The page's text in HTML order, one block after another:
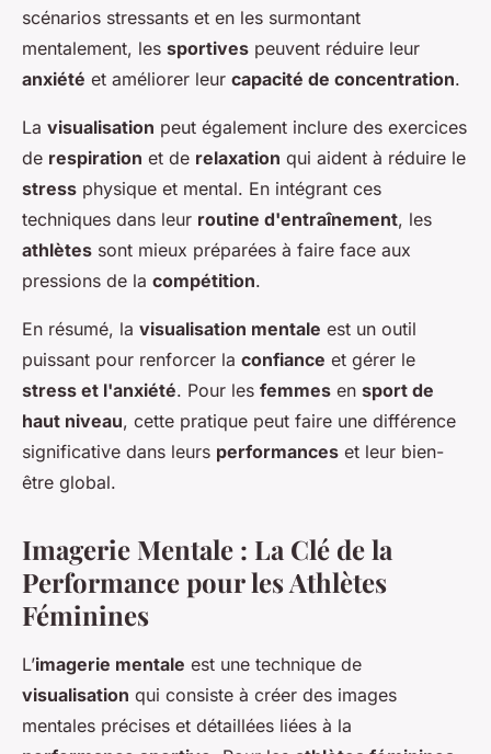
scénarios stressants et en les surmontant
mentalement, les sportives peuvent réduire leur
anxiété et améliorer leur capacité de concentration.
La visualisation peut également inclure des exercices
de respiration et de relaxation qui aident à réduire le
stress physique et mental. En intégrant ces
techniques dans leur routine d'entraînement, les
athlètes sont mieux préparées à faire face aux
pressions de la compétition.
En résumé, la visualisation mentale est un outil
puissant pour renforcer la confiance et gérer le
stress et l'anxiété. Pour les femmes en sport de
haut niveau, cette pratique peut faire une différence
significative dans leurs performances et leur bien-
être global.
Imagerie Mentale : La Clé de la
Performance pour les Athlètes
Féminines
L’imagerie mentale est une technique de
visualisation qui consiste à créer des images
mentales précises et détaillées liées à la